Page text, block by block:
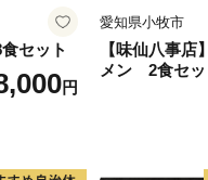
さと納税担当
糟屋郡志免町志免中央1
1854
セット
円
愛知県小牧市
【味仙八事店
メン 2食セッ